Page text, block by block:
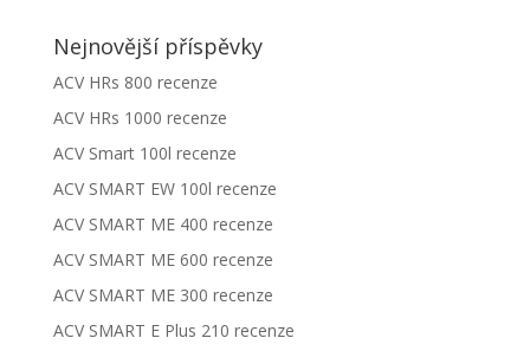
Nejnovější příspěvky
ACV HRs 800 recenze
ACV HRs 1000 recenze
ACV Smart 100l recenze
ACV SMART EW 100l recenze
ACV SMART ME 400 recenze
ACV SMART ME 600 recenze
ACV SMART ME 300 recenze
ACV SMART E Plus 210 recenze